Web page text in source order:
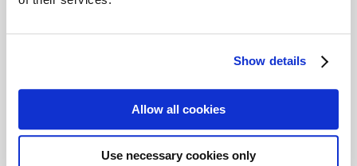
Show details
Allow all cookies
Use necessary cookies only
help?
Mae cymorth am ddim ac yn
wefanMoney Helper, a gefnogir